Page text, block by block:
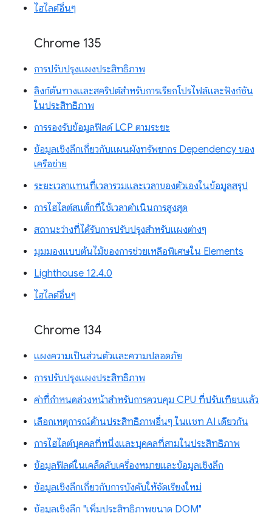
ไฮไลต์อื่นๆ
Chrome 135
การปรับปรุงแผงประสิทธิภาพ
ลิงก์ต้นทางและสคริปต์สำหรับการเรียกโปรไฟล์และฟังก์ชัน
ในประสิทธิภาพ
การรองรับข้อมูลฟิลด์ LCP ตามระยะ
ข้อมูลเชิงลึกเกี่ยวกับแผนผังทรัพยากร Dependency ของ
เครือข่าย
ระยะเวลาแทนที่เวลารวมและเวลาของตัวเองในข้อมูลสรุป
การไฮไลต์สแต็กที่ใช้เวลาดำเนินการสูงสุด
สถานะว่างที่ได้รับการปรับปรุงสำหรับแผงต่างๆ
มุมมองแบบต้นไม้ของการช่วยเหลือพิเศษใน Elements
Lighthouse 12.4.0
ไฮไลต์อื่นๆ
Chrome 134
แผงความเป็นส่วนตัวและความปลอดภัย
การปรับปรุงแผงประสิทธิภาพ
ค่าที่กำหนดล่วงหน้าสำหรับการควบคุม CPU ที่ปรับเทียบแล้ว
เลือกเหตุการณ์ด้านประสิทธิภาพอื่นๆ ในแชท AI เดียวกัน
การไฮไลต์บุคคลที่หนึ่งและบุคคลที่สามในประสิทธิภาพ
ข้อมูลฟิลด์ในเคล็ดลับเครื่องหมายและข้อมูลเชิงลึก
ข้อมูลเชิงลึกเกี่ยวกับการบังคับให้จัดเรียงใหม่
ข้อมูลเชิงลึก "เพิ่มประสิทธิภาพขนาด DOM"